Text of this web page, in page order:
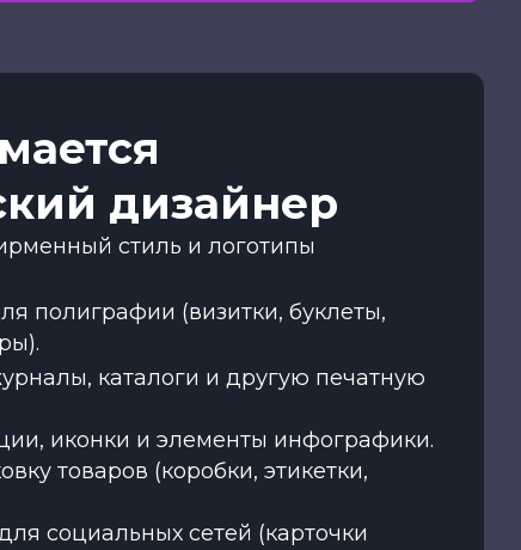
дизайнер
стиль и логотипы
полиграфии (визитки, буклеты,
каталоги и другую печатную
иконки и элементы инфографики.
товаров (коробки, этикетки,
социальных сетей (карточки